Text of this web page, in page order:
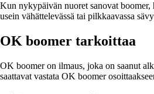
Kun nykypäivän nuoret sanovat boomer,
usein vähättelevässä tai pilkkaavassa
OK boomer tarkoittaa
OK boomer on ilmaus, joka on saanut
saattavat vastata OK boomer